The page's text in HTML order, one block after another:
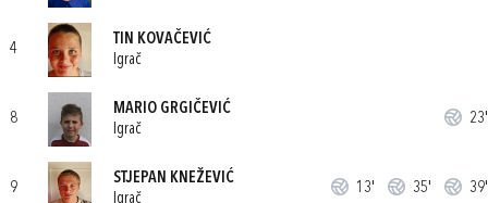
4
TIN KOVAČEVIĆ
Igrač
8
MARIO GRGIČEVIĆ
Igrač
23'
9
STJEPAN KNEŽEVIĆ
Igrač
13' 35' 39'